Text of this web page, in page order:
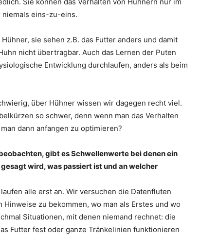
eins-zu-eins.
sie sehen z.B. das Futter anders und damit
nicht übertragbar. Auch das Lernen der Puten
Entwicklung durchlaufen, anders als beim
über Hühner wissen wir dagegen recht viel.
so schwer, denn wenn man das Verhalten
dann anfangen zu optimieren?
gibt es Schwellenwerte bei denen ein
wird, was passiert ist und an welcher
alle erst an. Wir versuchen die Datenfluten
zu bekommen, wo man als Erstes und wo
Situationen, mit denen niemand rechnet: die
Futter fest oder ganze Tränkelinien funktionieren